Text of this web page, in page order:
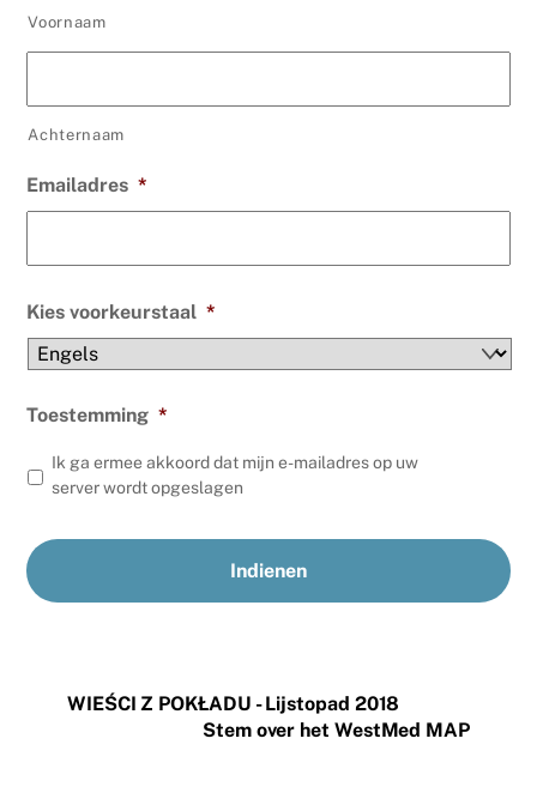
Voornaam
Achternaam
Emailadres *
Kies voorkeurstaal *
Toestemming *
Ik ga ermee akkoord dat mijn e-mailadres op uw
server wordt opgeslagen
WIEŚCI Z POKŁADU - Lijstopad 2018
Stem over het WestMed MAP